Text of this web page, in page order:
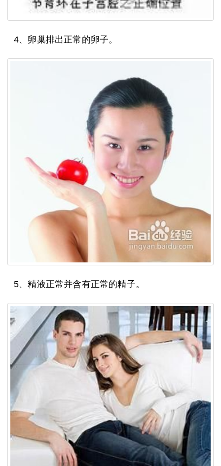
4、卵巢排出正常的卵子。
5、精液正常并含有正常的精子。